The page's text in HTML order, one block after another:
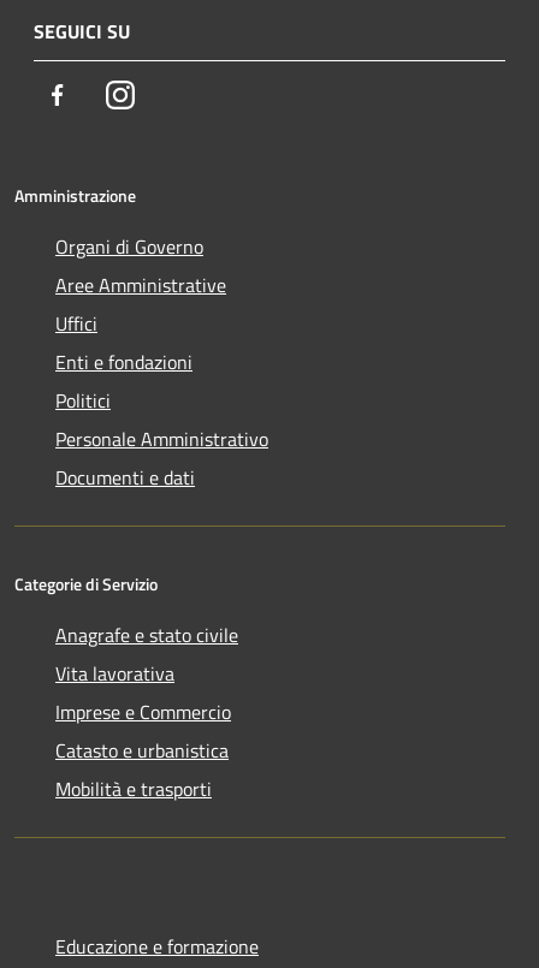
SEGUICI SU
FacebookInstagram
Amministrazione
Organi di Governo
Aree Amministrative
Uffici
Enti e fondazioni
Politici
Personale Amministrativo
Documenti e dati
Categorie di Servizio
Anagrafe e stato civile
Vita lavorativa
Imprese e Commercio
Catasto e urbanistica
Mobilità e trasporti
Educazione e formazione